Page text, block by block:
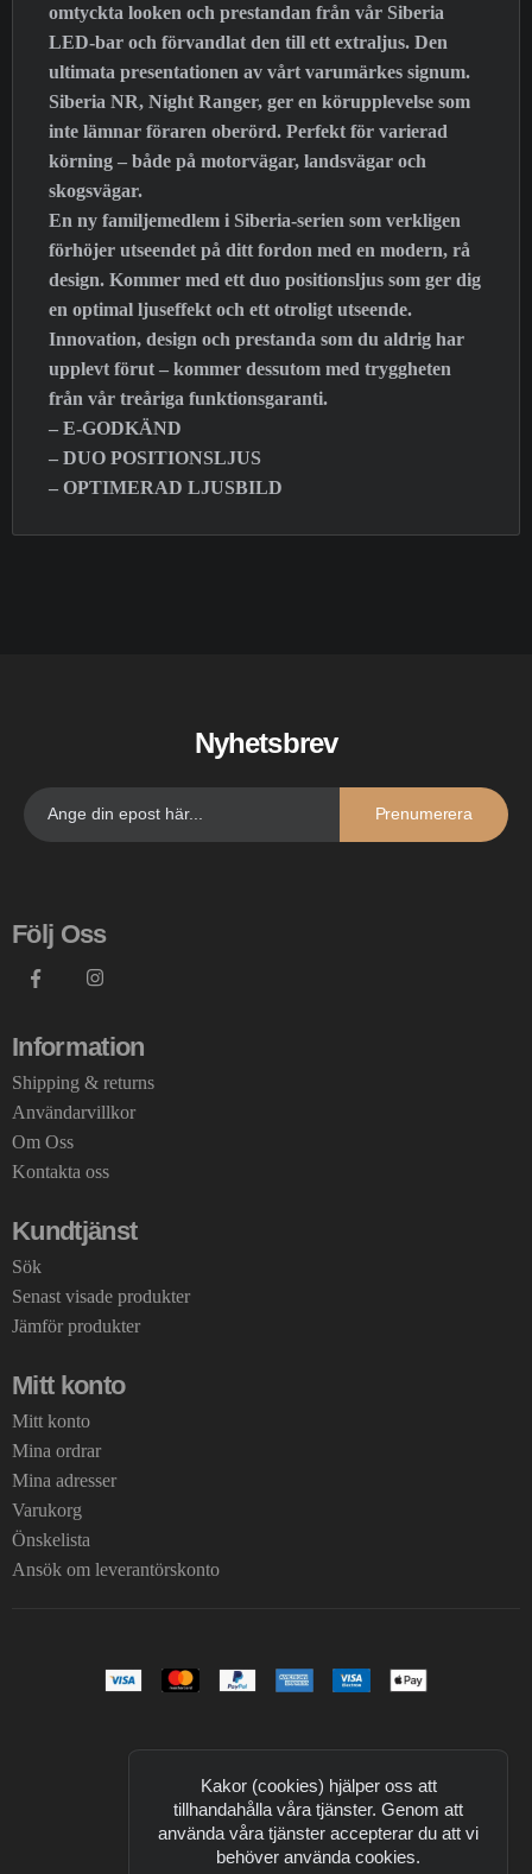
omtyckta looken och prestandan från vår Siberia
LED-bar och förvandlat den till ett extraljus. Den
ultimata presentationen av vårt varumärkes signum.
Siberia NR, Night Ranger, ger en körupplevelse som
inte lämnar föraren oberörd. Perfekt för varierad
körning – både på motorvägar, landsvägar och
skogsvägar.
En ny familjemedlem i Siberia-serien som verkligen
förhöjer utseendet på ditt fordon med en modern, rå
design. Kommer med ett duo positionsljus som ger dig
en optimal ljuseffekt och ett otroligt utseende.
Innovation, design och prestanda som du aldrig har
upplevt förut – kommer dessutom med tryggheten
från vår treåriga funktionsgaranti.
– E-GODKÄND
– DUO POSITIONSLJUS
– OPTIMERAD LJUSBILD
Nyhetsbrev
Prenumerera
Följ Oss
Information
Shipping & returns
Användarvillkor
Om Oss
Kontakta oss
Kundtjänst
Sök
Senast visade produkter
Jämför produkter
Mitt konto
Mitt konto
Mina ordrar
Mina adresser
Varukorg
Önskelista
Ansök om leverantörskonto
Kakor (cookies) hjälper oss att
tillhandahålla våra tjänster. Genom att
använda våra tjänster accepterar du att vi
behöver använda cookies.